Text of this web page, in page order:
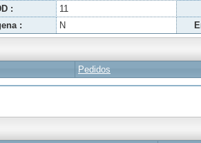
: 11
: N
Pedidos